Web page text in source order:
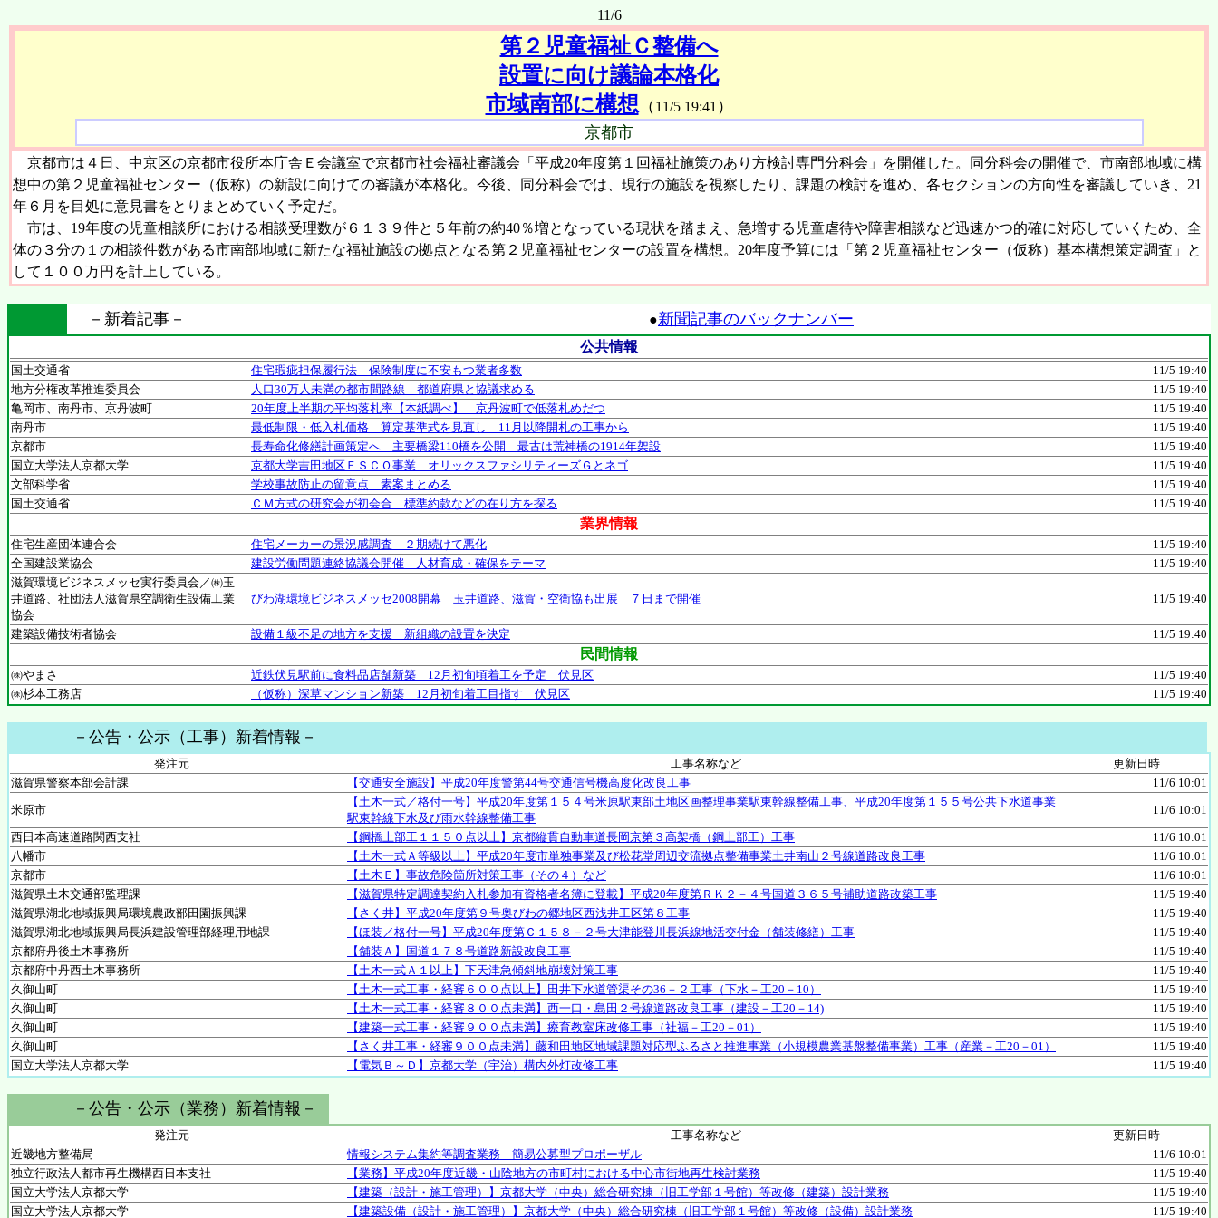
11/6
第２児童福祉Ｃ整備へ
設置に向け議論本格化
市域南部に構想（ 11/5 19:41 ）
京都市
京都市は４日、中京区の京都市役所本庁舎Ｅ会議室で京都市社会福祉審議会「平成20年度第１回福祉施策のあり方検討専門分科会」を開催した。同分科会の開催で、市南部地域に構
想中の第２児童福祉センター（仮称）の新設に向けての審議が本格化。今後、同分科会では、現行の施設を視察したり、課題の検討を進め、各セクションの方向性を審議していき、21
年６月を目処に意見書をとりまとめていく予定だ。
市は、19年度の児童相談所における相談受理数が６１３９件と５年前の約40％増となっている現状を踏まえ、急増する児童虐待や障害相談など迅速かつ的確に対応していくため、全
体の３分の１の相談件数がある市南部地域に新たな福祉施設の拠点となる第２児童福祉センターの設置を構想。20年度予算には「第２児童福祉センター（仮称）基本構想策定調査」と
して１００万円を計上している。
－新着記事－ ●新聞記事のバックナンバー
公共情報
国土交通省 住宅瑕疵担保履行法 保険制度に不安もつ業者多数
11/5 19:40
地方分権改革推進委員会
人口30万人未満の都市間路線 都道府県と協議求める
11/5 19:40
亀岡市、南丹市、京丹波町
20年度上半期の平均落札率【本紙調べ】 京丹波町で低落札めだつ
11/5 19:40
南丹市
最低制限・低入札価格 算定基準式を見直し 11月以降開札の工事から
11/5 19:40
京都市
長寿命化修繕計画策定へ 主要橋梁110橋を公開 最古は荒神橋の1914年架設
11/5 19:40
国立大学法人京都大学
京都大学吉田地区ＥＳＣＯ事業 オリックスファシリティーズＧとネゴ
11/5 19:40
文部科学省
学校事故防止の留意点 素案まとめる
11/5 19:40
国土交通省
ＣＭ方式の研究会が初会合 標準約款などの在り方を探る 11/5 19:40
業界情報
住宅生産団体連合会 住宅メーカーの景況感調査 ２期続けて悪化
11/5 19:40
全国建設業協会
建設労働問題連絡協議会開催 人材育成・確保をテーマ
11/5 19:40
滋賀環境ビジネスメッセ実行委員会／㈱玉
井道路、社団法人滋賀県空調衛生設備工業
協会
びわ湖環境ビジネスメッセ2008開幕 玉井道路、滋賀・空衛協も出展 ７日まで開催 11/5 19:40
建築設備技術者協会 設備１級不足の地方を支援 新組織の設置を決定 11/5 19:40
民間情報
㈱やまさ 近鉄伏見駅前に食料品店舗新築 12月初旬頃着工を予定 伏見区
11/5 19:40
㈱杉本工務店
（仮称）深草マンション新築 12月初旬着工目指す 伏見区 11/5 19:40
－公告・公示（工事）新着情報－
発注元 工事名称など
更新日時
滋賀県警察本部会計課
【交通安全施設】平成20年度警第44号交通信号機高度化改良工事
11/6 10:01
米原市
【土木一式／格付一号】平成20年度第１５４号米原駅東部土地区画整理事業駅東幹線整備工事、平成20年度第１５５号公共下水道事業
駅東幹線下水及び雨水幹線整備工事
11/6 10:01
西日本高速道路関西支社
【鋼橋上部工１１５０点以上】京都縦貫自動車道長岡京第３高架橋（鋼上部工）工事
11/6 10:01
八幡市
【土木一式Ａ等級以上】平成20年度市単独事業及び松花堂周辺交流拠点整備事業土井南山２号線道路改良工事
11/6 10:01
京都市
【土木Ｅ】事故危険箇所対策工事（その４）など
11/6 10:01
滋賀県土木交通部監理課
【滋賀県特定調達契約入札参加有資格者名簿に登載】平成20年度第ＲＫ２－４号国道３６５号補助道路改築工事
11/5 19:40
滋賀県湖北地域振興局環境農政部田園振興課
【さく井】平成20年度第９号奥びわの郷地区西浅井工区第８工事
11/5 19:40
滋賀県湖北地域振興局長浜建設管理部経理用地課
【ほ装／格付一号】平成20年度第Ｃ１５８－２号大津能登川長浜線地活交付金（舗装修繕）工事
11/5 19:40
京都府丹後土木事務所
【舗装Ａ】国道１７８号道路新設改良工事
11/5 19:40
京都府中丹西土木事務所
【土木一式Ａ１以上】下天津急傾斜地崩壊対策工事
11/5 19:40
久御山町
【土木一式工事・経審６００点以上】田井下水道管渠その36－２工事（下水－工20－10）
11/5 19:40
久御山町
【土木一式工事・経審８００点未満】西一口・島田２号線道路改良工事（建設－工20－14)
11/5 19:40
久御山町
【建築一式工事・経審９００点未満】療育教室床改修工事（社福－工20－01）
11/5 19:40
久御山町
【さく井工事・経審９００点未満】藤和田地区地域課題対応型ふるさと推進事業（小規模農業基盤整備事業）工事（産業－工20－01）
11/5 19:40
国立大学法人京都大学
【電気Ｂ～Ｄ】京都大学（宇治）構内外灯改修工事 11/5 19:40
－公告・公示（業務）新着情報－
発注元 工事名称など
更新日時
近畿地方整備局
情報システム集約等調査業務 簡易公募型プロポーザル
11/6 10:01
独立行政法人都市再生機構西日本支社
【業務】平成20年度近畿・山陰地方の市町村における中心市街地再生検討業務
11/5 19:40
国立大学法人京都大学
【建築（設計・施工管理）】京都大学（中央）総合研究棟（旧工学部１号館）等改修（建築）設計業務
11/5 19:40
国立大学法人京都大学
【建築設備（設計・施工管理）】京都大学（中央）総合研究棟（旧工学部１号館）等改修（設備）設計業務 11/5 19:40